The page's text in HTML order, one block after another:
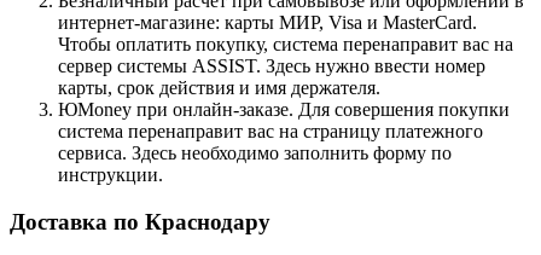
интернет-магазине: карты МИР, Visa и MasterCard.
Чтобы оплатить покупку, система перенаправит вас на
сервер системы ASSIST. Здесь нужно ввести номер
карты, срок действия и имя держателя.
ЮMoney при онлайн-заказе. Для совершения покупки
система перенаправит вас на страницу платежного
сервиса. Здесь необходимо заполнить форму по
инструкции.
Доставка по Краснодару